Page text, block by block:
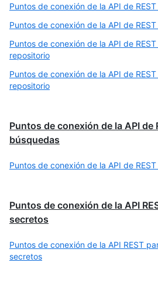
Puntos de conexión de la API de
Puntos de conexión de la API de
Puntos de conexión de la API de
repositorio
Puntos de conexión de la API de
repositorio
Puntos de conexión de la API de
búsquedas
Puntos de conexión de la API de
Puntos de conexión de la API
secretos
Puntos de conexión de la API REST
secretos